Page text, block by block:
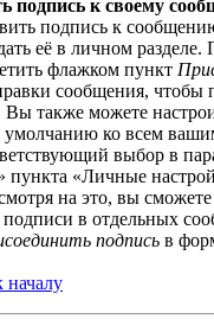
подпись к своему
подпись к
её в личном
флажком пункт
сообщения, чтобы
Вы также можете
умолчанию ко всем
выбор в
пункта «Личные
на это, вы
подписи в отдельных
подпись в
началу